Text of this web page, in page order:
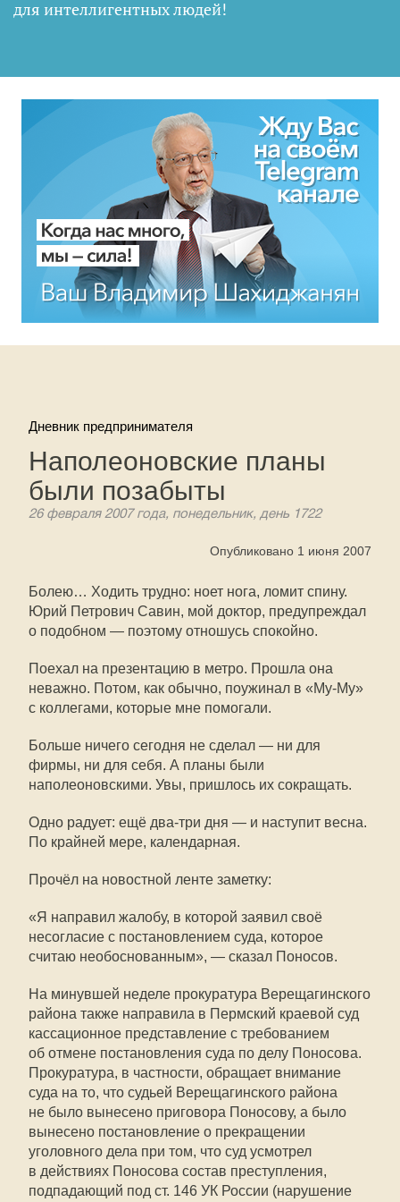
для интеллигентных людей!
Дневник предпринимателя
Наполеоновские планы
были позабыты
26 февраля 2007 года, понедельник, день 1722
Опубликовано 1 июня 2007
Болею… Ходить трудно: ноет нога, ломит спину.
Юрий Петрович Савин, мой доктор, предупреждал
о подобном — поэтому отношусь спокойно.
Поехал на презентацию в метро. Прошла она
неважно. Потом, как обычно, поужинал в «Му-Му»
с коллегами, которые мне помогали.
Больше ничего сегодня не сделал — ни для
фирмы, ни для себя. А планы были
наполеоновскими. Увы, пришлось их сокращать.
Одно радует: ещё два-три дня — и наступит весна.
По крайней мере, календарная.
Прочёл на новостной ленте заметку:
«Я направил жалобу, в которой заявил своё
несогласие с постановлением суда, которое
считаю необоснованным», — сказал Поносов.
На минувшей неделе прокуратура Верещагинского
района также направила в Пермский краевой суд
кассационное представление с требованием
об отмене постановления суда по делу Поносова.
Прокуратура, в частности, обращает внимание
суда на то, что судьей Верещагинского района
не было вынесено приговора Поносову, а было
вынесено постановление о прекращении
уголовного дела при том, что суд усмотрел
в действиях Поносова состав преступления,
подпадающий под ст. 146 УК России (нарушение